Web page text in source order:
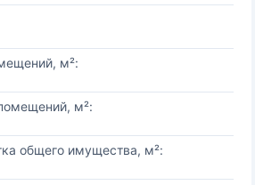
м²:
м²:
общего имущества, м²: